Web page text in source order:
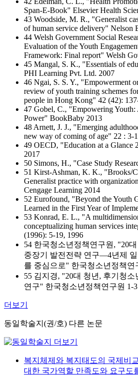
Span-E-Book" Elsevier Health
43 Woodside, M. R., "Generalist
of human service delivery" Nelson
44 Welsh Government Social
Evaluation of the Youth
Framework: Final report" Welsh
45 Mangal, S. K., "Essentials of
PHI Learning Pvt. Ltd. 2007
46 Ngai, S. S. Y., "Empowerment
review of youth training schemes
people in Hong Kong" 42 (42):
47 Gobel, C., "Empowering Youth:
Power" BookBaby 2013
48 Arnett, J. J., "Emerging
new way of coming of age" 22 : 3-
49 OECD, "Education at a Glance
2017
50 Simons, H., "Case Study
51 Kirst-Ashman, K. K., "Brooks/
Generalist practice with
Cengage Learning 2014
52 Eurofound, "Beyond the Youth
Learned in the First Year of
53 Konrad, E. L., "A
conceptualizing human services
(1996): 5-19, 1996
54 한국청소년정책연구원, "20
중장기 발전전략 연구—4년제
를 중심으로" 한국청소년정책연
55 김지경, "20대 청년, 후기청
연구" 한국청소년정책연구원 1-
더보기
동일학술지(권/호) 다른 논문
복지체제와 복지태도의 국제비
대한 국가역할 만족도와 요구도